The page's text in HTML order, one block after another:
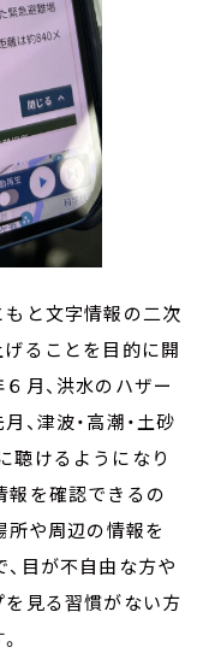
もと文字情報の二次
ることを目的に開
月、洪水のハザー
、津波・高潮・土砂
聴けるようになり
報を確認できるの
所や周辺の情報を
目が不自由な方や
を見る習慣がない方